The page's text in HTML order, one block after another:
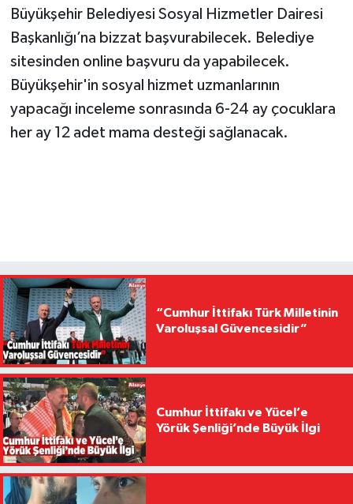
Büyükşehir Belediyesi Sosyal Hizmetler Dairesi
Başkanlığı’na bizzat başvurabilecek. Belediye
sitesinden online başvuru da yapabilecek.
Büyükşehir'in sosyal hizmet uzmanlarının
yapacağı inceleme sonrasında 6-24 ay çocuklara
her ay 12 adet mama desteği sağlanacak.
“Cumhur İttifakı Türk Milletinin
Varoluşsal Güvencesidir”
Cumhur İttifakı ve Yücel’e
Yörük Şenliği’nde Büyük İlgi